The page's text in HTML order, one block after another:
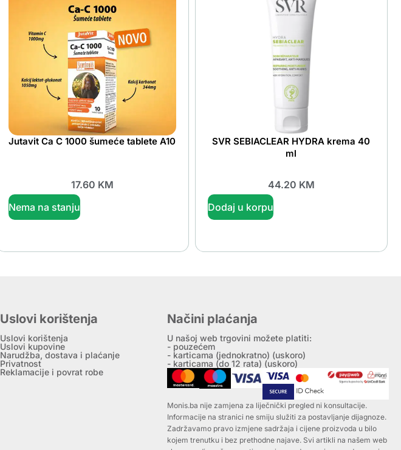
Jutavit Ca C 1000 šumeće tablete A10
17.60 KM
Nema na stanju
SVR SEBIACLEAR HYDRA krema 40
ml
44.20 KM
Dodaj u korpu
Uslovi korištenja
Uslovi korištenja
Uslovi kupovine
Narudžba, dostava i plaćanje
Privatnost
Reklamacije i povrat robe
Načini plaćanja
U našoj web trgovini možete platiti:
- pouzećem
- karticama (jednokratno) (uskoro)
- karticama (do 12 rata) (uskoro)
Monis.ba nije zamjena za liječnički pregled ni konsultacije.
Informacije na stranici ne smiju služiti za postavljanje dijagnoze.
Zadržavamo pravo izmjene sadržaja i cijene proizvoda u bilo
kojem trenutku i bez prethodne najave. Svi artikli na našem web